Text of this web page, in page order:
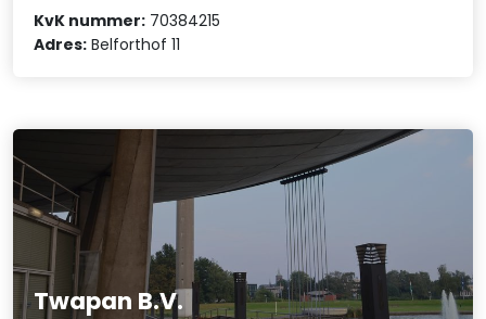
KvK nummer: 70384215
Adres: Belforthof 11
Twapan B.V.